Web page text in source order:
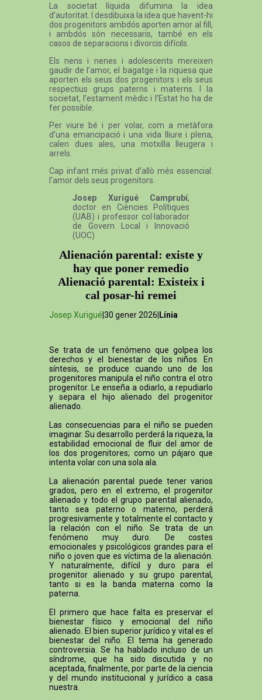
La societat líquida difumina la idea
d’autoritat. I desdibuixa la idea que havent-hi
dos progenitors ambdós aporten amor al fill,
i ambdós són necessaris, també en els
casos de separacions i divorcis difícils.
Els nens i nenes i adolescents mereixen
gaudir de l’amor, el bagatge i la riquesa que
aporten els seus dos progenitors i els seus
respectius grups paterns i materns. I la
societat, l’estament mèdic i l’Estat ho ha de
fer possible.
Per viure bé i per volar, com a metàfora
d’una emancipació i una vida lliure i plena,
calen dues ales, una motxilla lleugera i
arrels.
Cap infant més privat d’allò més essencial:
l’amor dels seus progenitors.
Josep Xurigué Camprubí,
doctor en Ciències Polítiques
(UAB) i professor col·laborador
de Govern Local i Innovació
(UOC)
Alienación parental: existe y
hay que poner remedio
Alienació parental: Existeix i
cal posar-hi remei
Josep Xurigué |30 gener 2026| Línia
Se trata de un fenómeno que golpea los
derechos y el bienestar de los niños. En
síntesis, se produce cuando uno de los
progenitores manipula el niño contra el otro
progenitor. Le enseña a odiarlo, a repudiarlo
y separa el hijo alienado del progenitor
alienado.
Las consecuencias para el niño se pueden
imaginar. Su desarrollo perderá la riqueza, la
estabilidad emocional de fluir del amor de
los dos progenitores; como un pájaro que
intenta volar con una sola ala.
La alienación parental puede tener varios
grados, pero en el extremo, el progenitor
alienado y todo el grupo parental alienado,
tanto sea paterno o materno, perderá
progresivamente y totalmente el contacto y
la relación con el niño. Se trata de un
fenómeno muy duro. De costes
emocionales y psicológicos grandes para el
niño o joven que es víctima de la alienación.
Y naturalmente, difícil y duro para el
progenitor alienado y su grupo parental,
tanto si es la banda materna como la
paterna.
El primero que hace falta es preservar el
bienestar físico y emocional del niño
alienado. El bien superior jurídico y vital es el
bienestar del niño. El tema ha generado
controversia. Se ha hablado incluso de un
síndrome, que ha sido discutida y no
aceptada, finalmente, por parte de la ciencia
y del mundo institucional y jurídico a casa
nuestra.